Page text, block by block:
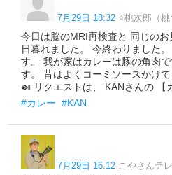
7月29日 18:32 ⭐️桃次郎（
今日は脳のMRI再検査と 同じの
日暮れました。 今終わりました
す。 我が家はカレーは豚の角肉
す。 昔はよくコーミソースかけ
🍛 リクエストは、 KANさんの 【
#カレー #KAN
7月29日 16:12 こやさんテ